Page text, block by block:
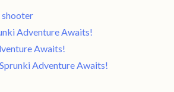
Adventure Awaits!
Awaits!
Adventure Awaits!